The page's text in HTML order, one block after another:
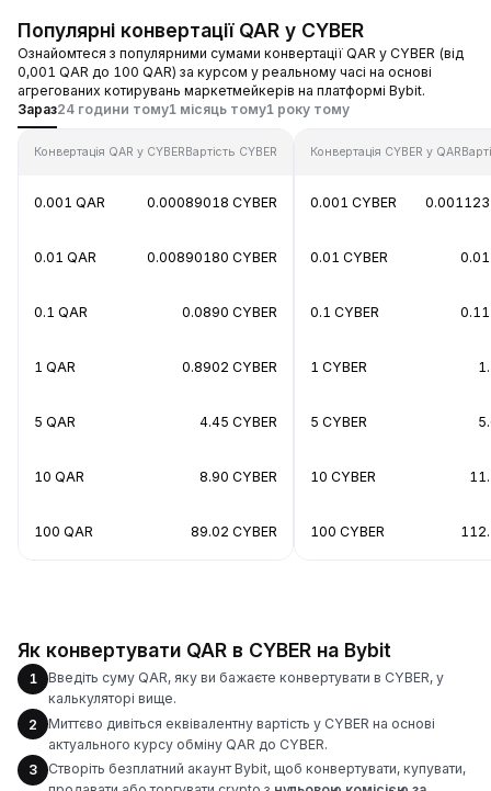
Популярні конвертації QAR у CYBER
Ознайомтеся з популярними сумами конвертації QAR у CYBER (від
0,001 QAR до 100 QAR) за курсом у реальному часі на основі
агрегованих котирувань маркетмейкерів на платформі Bybit.
Зараз24 години тому1 місяць тому1 року тому
Конвертація QAR у CYBERВартість CYBER
0.001 QAR 0.00089018 CYBER
0.01 QAR 0.00890180 CYBER
0.1 QAR 0.0890 CYBER
1 QAR 0.8902 CYBER
5 QAR 4.45 CYBER
10 QAR 8.90 CYBER
100 QAR 89.02 CYBER
Конвертація CYBER у QAR
0.001 CYBER
0.01 CYBER
0.1 CYBER
1 CYBER
5 CYBER
10 CYBER
100 CYBER
Як конвертувати QAR в CYBER на Bybit
1
Введіть суму QAR, яку ви бажаєте конвертувати в CYBER, у
калькуляторі вище.
2
Миттєво дивіться еквівалентну вартість у CYBER на основі
актуального курсу обміну QAR до CYBER.
3
Створіть безплатний акаунт Bybit, щоб конвертувати, купувати,